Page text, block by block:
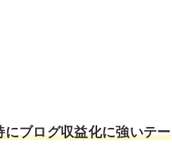
ブログ収益化に強いテー